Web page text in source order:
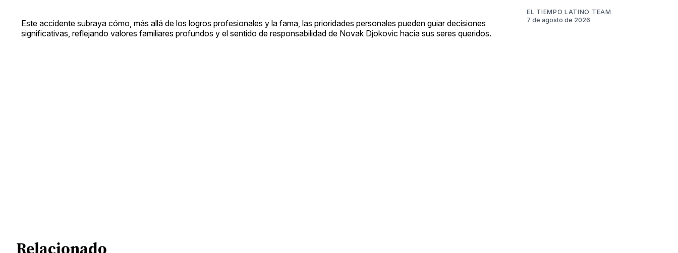
Este accidente subraya cómo, más allá de los logros profesionales y la fama, las prioridades personales pueden guiar decisiones
significativas, reflejando valores familiares profundos y el sentido de responsabilidad de Novak Djokovic hacia sus seres queridos.
EL TIEMPO LATINO TEAM
7 de agosto de 2026
Relacionado